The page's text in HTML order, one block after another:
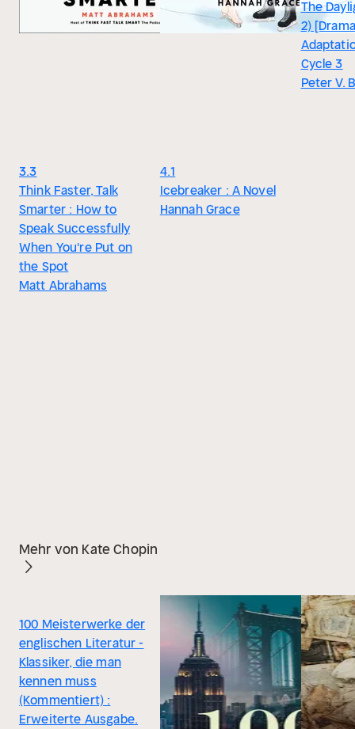
3.3
Think Faster, Talk
Smarter : How to
Speak Successfully
When You're Put on
the Spot
Matt Abrahams
4.1
Icebreaker : A Novel
Hannah Grace
The
2)
Cycle 3
Peter V.
Mehr von Kate Chopin
100 Meisterwerke der
englischen Literatur -
Klassiker, die man
kennen muss
(Kommentiert) :
Erweiterte Ausgabe.